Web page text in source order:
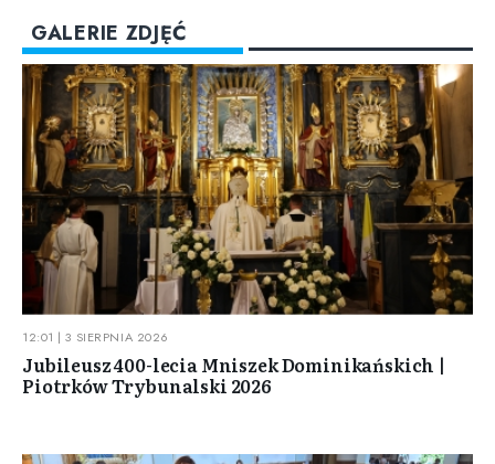
GALERIE ZDJĘĆ
12:01 | 3 SIERPNIA 2026
Jubileusz 400-lecia Mniszek Dominikańskich |
Piotrków Trybunalski 2026